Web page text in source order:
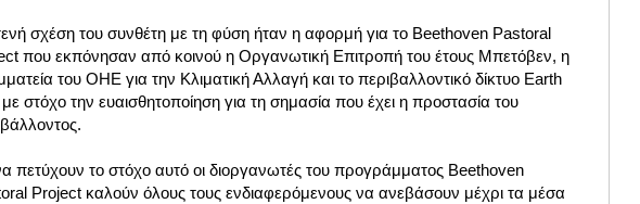
σχέση του συνθέτη με τη φύση ήταν η αφορμή για το Beethoven Pastoral
που εκπόνησαν από κοινού η Οργανωτική Επιτροπή του έτους Μπετόβεν, η
του ΟΗΕ για την Κλιματική Αλλαγή και το περιβαλλοντικό δίκτυο Earth
στόχο την ευαισθητοποίηση για τη σημασία που έχει η προστασία του
πετύχουν το στόχο αυτό οι διοργανωτές του προγράμματος Beethoven
Project καλούν όλους τους ενδιαφερόμενους να ανεβάσουν μέχρι τα μέσα